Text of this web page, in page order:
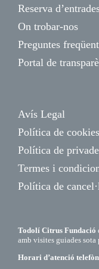
Reserva
On trobar-nos
Preguntes
Portal de
Avís Legal
Política de cookies
Política de
Termes i
Política de
Todolí Citrus Fundació
amb visites guiades sota
Horari d’atenció